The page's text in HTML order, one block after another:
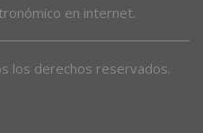
en internet.
los derechos reservados.